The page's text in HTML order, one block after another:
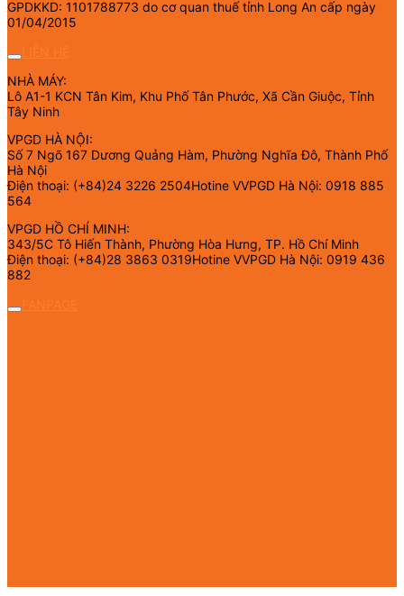
GPDKKD: 1101788773 do cơ quan thuế tỉnh Long An cấp ngày
01/04/2015
NHÀ MÁY:
Lô A1-1 KCN Tân Kim, Khu Phố Tân Phước, Xã Cần Giuộc, Tỉnh
Tây Ninh
VPGD HÀ NỘI:
Số 7 Ngõ 167 Dương Quảng Hàm, Phường Nghĩa Đô, Thành Phố
Hà Nội
Điện thoại: (+84)24 3226 2504Hotine VVPGD Hà Nội: 0918 885
564
VPGD HỒ CHÍ MINH:
343/5C Tô Hiến Thành, Phường Hòa Hưng, TP. Hồ Chí Minh
Điện thoại: (+84)28 3863 0319Hotine VVPGD Hà Nội: 0919 436
882